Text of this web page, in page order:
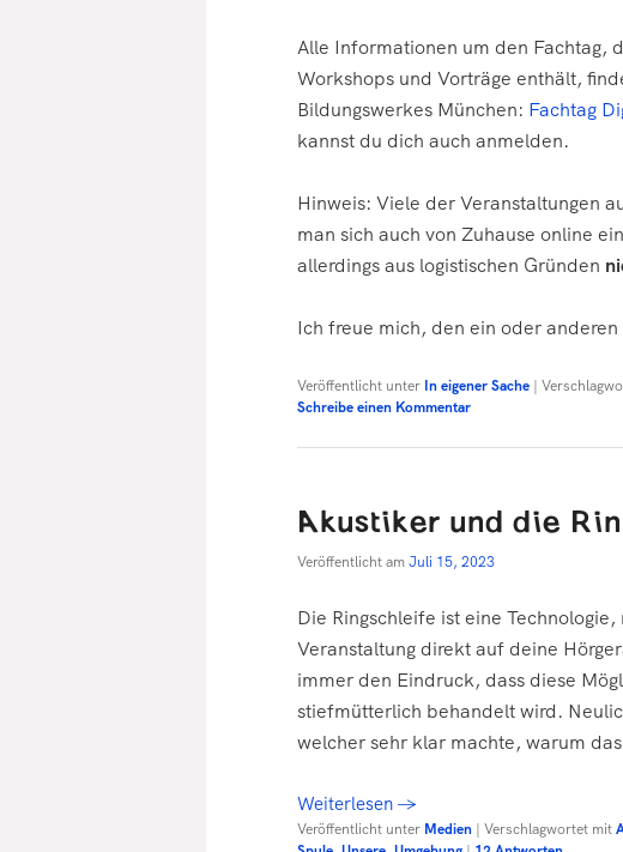
Alle Informationen um den Fachtag,
Workshops und Vorträge enthält,
Bildungswerkes München: Fachtag
kannst du dich auch anmelden.
Hinweis: Viele der Veranstaltungen
man sich auch von Zuhause online
allerdings aus logistischen Gründen
Ich freue mich, den ein oder
Veröffentlicht unter In eigener Sache |
Schreibe einen Kommentar
Akustiker und die
Veröffentlicht amJuli 15, 2023
Die Ringschleife ist eine
Veranstaltung direkt auf deine
immer den Eindruck, dass diese
stiefmütterlich behandelt wird.
welcher sehr klar machte, warum
Weiterlesen →
Veröffentlicht unter Medien | Verschlagwortet mit